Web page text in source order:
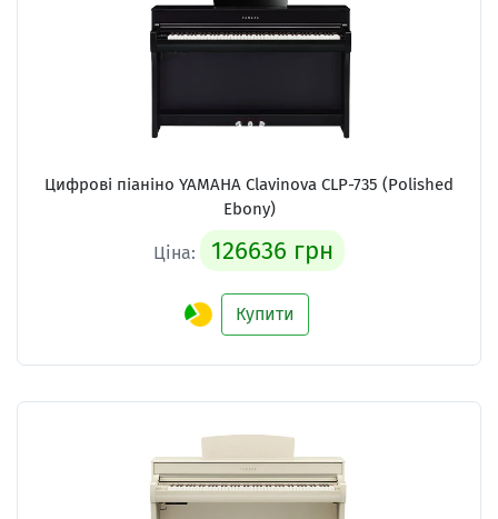
Цифрові піаніно YAMAHA Clavinova CLP-735 (Polished
Ebony)
Ціна: 126636 грн
Купити